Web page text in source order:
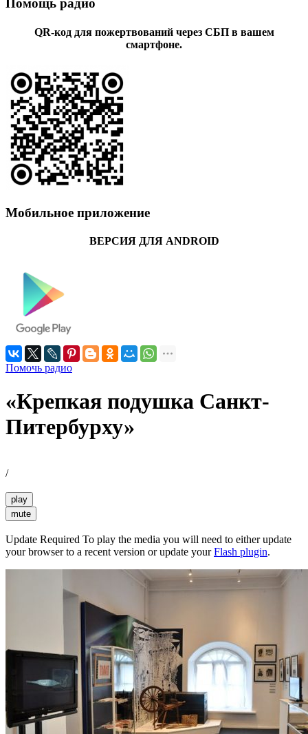
Помощь радио
QR-код для пожертвований через СБП в вашем
смартфоне.
Мобильное приложение
ВЕРСИЯ ДЛЯ ANDROID
Помочь радио
«Крепкая подушка Санкт-
Питербурху»
/
play
mute
Update Required To play the media you will need to either update
your browser to a recent version or update yourFlash plugin.